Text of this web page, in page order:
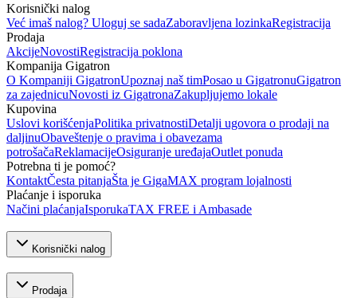
Korisnički nalog
Već imaš nalog? Uloguj se sadaZaboravljena lozinkaRegistracija
Prodaja
AkcijeNovostiRegistracija poklona
Kompanija Gigatron
O Kompaniji GigatronUpoznaj naš timPosao u GigatronuGigatron
za zajednicuNovosti iz GigatronaZakupljujemo lokale
Kupovina
Uslovi korišćenjaPolitika privatnostiDetalji ugovora o prodaji na
daljinuObaveštenje o pravima i obavezama
potrošačaReklamacijeOsiguranje uređajaOutlet ponuda
Potrebna ti je pomoć?
KontaktČesta pitanjaŠta je GigaMAX program lojalnosti
Plaćanje i isporuka
Načini plaćanjaIsporukaTAX FREE i Ambasade
Korisnički nalog
Prodaja